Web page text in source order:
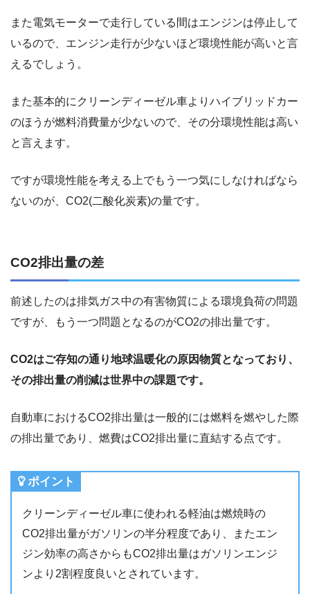
また電気モーターで走行している間はエンジンは停止して
いるので、エンジン走行が少ないほど環境性能が高いと言
えるでしょう。
また基本的にクリーンディーゼル車よりハイブリッドカー
のほうが燃料消費量が少ないので、その分環境性能は高い
と言えます。
ですが環境性能を考える上でもう一つ気にしなければなら
ないのが、CO2(二酸化炭素)の量です。
CO2排出量の差
前述したのは排気ガス中の有害物質による環境負荷の問題
ですが、もう一つ問題となるのがCO2の排出量です。
CO2はご存知の通り地球温暖化の原因物質となっており、
その排出量の削減は世界中の課題です。
自動車におけるCO2排出量は一般的には燃料を燃やした際
の排出量であり、燃費はCO2排出量に直結する点です。
ポイント
クリーンディーゼル車に使われる軽油は燃焼時の
CO2排出量がガソリンの半分程度であり、またエン
ジン効率の高さからもCO2排出量はガソリンエンジ
ンより2割程度良いとされています。